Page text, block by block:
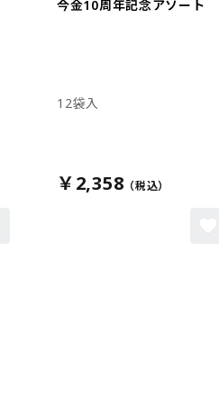
今金10周年記念アソート
12袋入
￥2,358